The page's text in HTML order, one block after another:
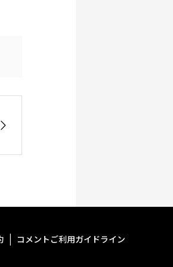
コメントご利用ガイドライン